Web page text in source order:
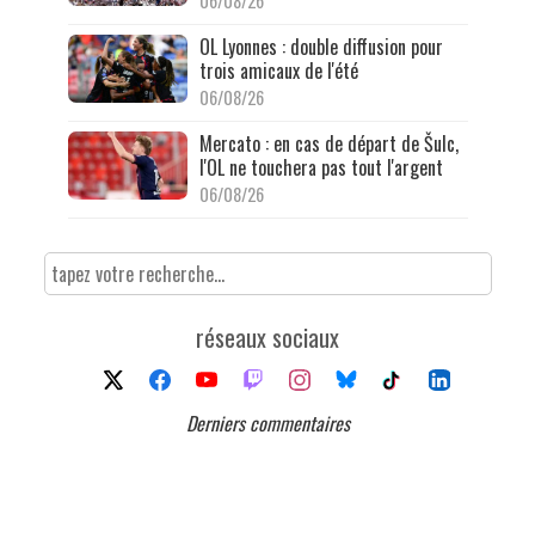
OL Lyonnes : double diffusion pour
trois amicaux de l'été
06/08/26
Mercato : en cas de départ de Šulc,
l'OL ne touchera pas tout l'argent
06/08/26
réseaux sociaux
Derniers commentaires